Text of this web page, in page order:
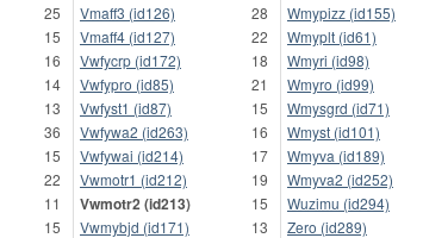
25
15
16
14
13
36
15
22
11
15
Vmaff3 (id126)
28
Vmaff4 (id127)
22
Vwfycrp (id172)
18
Vwfypro (id85)
21
Vwfyst1 (id87)
15
Vwfywa2 (id263)
16
Vwfywai (id214)
17
Vwmotr1 (id212)
19
Vwmotr2 (id213)
15
Vwmybjd (id171)
13
Wmypizz (id155)
Wmyplt (id61)
Wmyri (id98)
Wmyro (id99)
Wmysgrd (id71)
Wmyst (id101)
Wmyva (id189)
Wmyva2 (id252)
Wuzimu (id294)
Zero (id289)